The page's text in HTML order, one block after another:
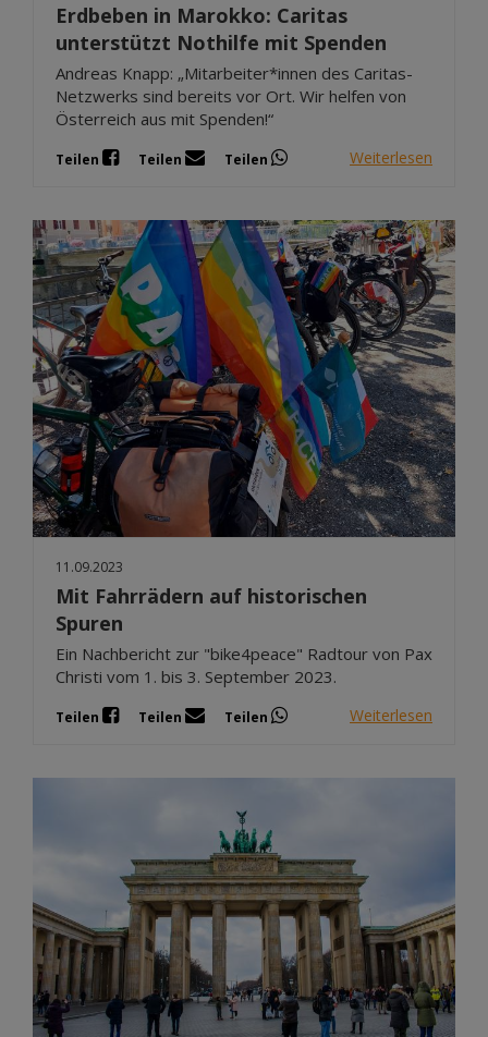
Erdbeben in Marokko: Caritas
unterstützt Nothilfe mit Spenden
Andreas Knapp: „Mitarbeiter*innen des Caritas-
Netzwerks sind bereits vor Ort. Wir helfen von
Österreich aus mit Spenden!“
Teilen Teilen Teilen Weiterlesen
11.09.2023
Mit Fahrrädern auf historischen
Spuren
Ein Nachbericht zur "bike4peace" Radtour von Pax
Christi vom 1. bis 3. September 2023.
Teilen Teilen Teilen Weiterlesen